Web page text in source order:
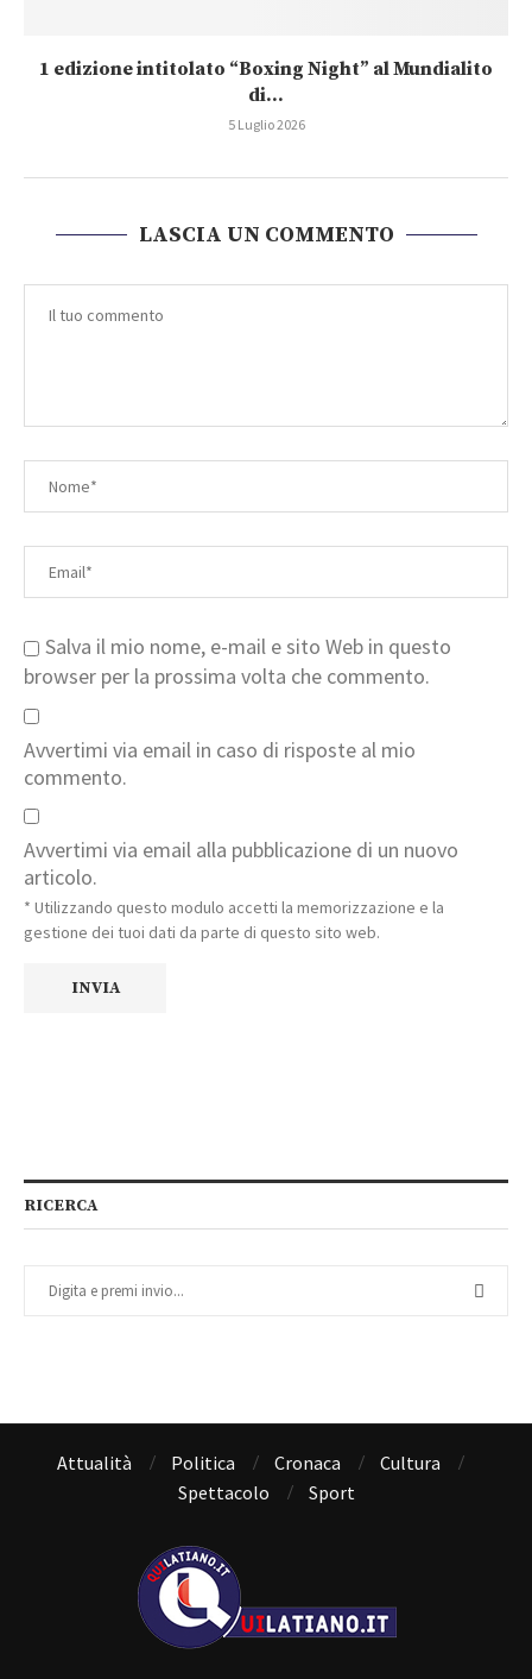
1 edizione intitolato “Boxing Night” al Mundialito
di...
5 Luglio 2026
LASCIA UN COMMENTO
Salva il mio nome, e-mail e sito Web in questo
browser per la prossima volta che commento.
Avvertimi via email in caso di risposte al mio
commento.
Avvertimi via email alla pubblicazione di un nuovo
articolo.
* Utilizzando questo modulo accetti la memorizzazione e la
gestione dei tuoi dati da parte di questo sito web.
RICERCA
Attualità Politica Cronaca
Cultura
Spettacolo
Sport